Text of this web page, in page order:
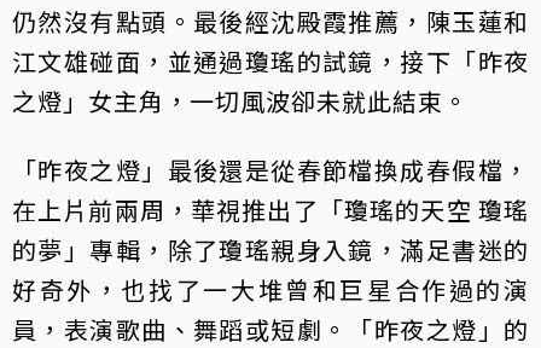
仍然沒有點頭。最後經沈殿霞推薦，陳玉蓮和
江文雄碰面，並通過瓊瑤的試鏡，接下「昨夜
之燈」女主角，一切風波卻未就此結束。
「昨夜之燈」最後還是從春節檔換成春假檔，
在上片前兩周，華視推出了「瓊瑤的天空 瓊瑤
的夢」專輯，除了瓊瑤親身入鏡，滿足書迷的
好奇外，也找了一大堆曾和巨星合作過的演
員，表演歌曲、舞蹈或短劇。「昨夜之燈」的